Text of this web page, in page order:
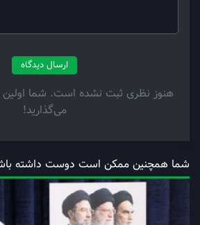
ارسال دیدگاه
هنوز نظری ثبت نشده است. شما اولین
می‌گذارید!
شما همچنین ممکن است دوست داشته